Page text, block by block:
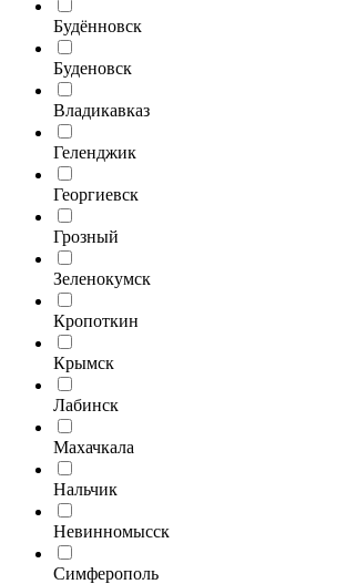
Будённовск
Буденовск
Владикавказ
Геленджик
Георгиевск
Грозный
Зеленокумск
Кропоткин
Крымск
Лабинск
Махачкала
Нальчик
Невинномысск
Симферополь